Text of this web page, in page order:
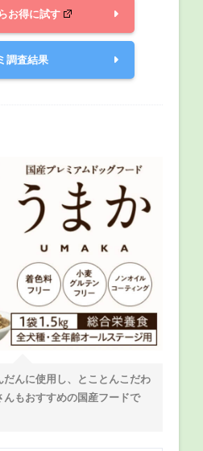
お得に試す
調査結果
んに使用し、とことんこだわ
んもおすすめの国産フードで